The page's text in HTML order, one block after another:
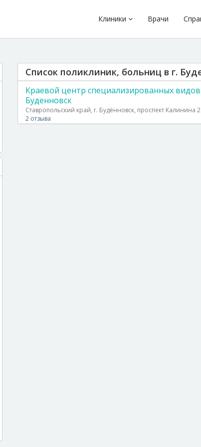
Клиники Врачи
Список поликлиник, больниц в г.
Краевой центр специализированных
Буденновск
Ставропольский край, г. Будённовск, проспект Калинина 2
2 отзыва